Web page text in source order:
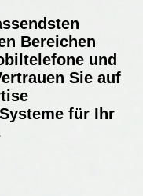
Bereichen
und
Sie auf
für Ihr